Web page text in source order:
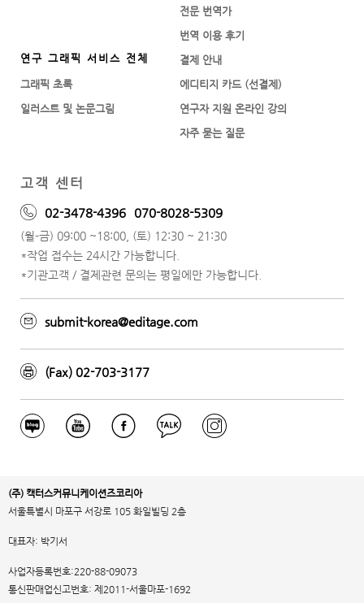
연구 그래픽 서비스 전체
그래픽 초록
일러스트 및 논문그림
전문 번역가
번역 이용 후기
결제 안내
에디티지 카드 (선결제)
연구자 지원 온라인 강의
자주 묻는 질문
고객 센터
02-3478-4396 070-8028-5309
(월-금) 09:00 ~18:00, (토) 12:30 ~ 21:30
*작업 접수는 24시간 가능합니다.
*기관고객 / 결제관련 문의는 평일에만 가능합니다.
submit-korea@editage.com
(Fax) 02-703-3177
(주) 캑터스커뮤니케이션즈코리아
서울특별시 마포구 서강로 105 화일빌딩 2층
대표자: 박기서
사업자등록번호:220-88-09073
통신판매업신고번호: 제2011-서울마포-1692